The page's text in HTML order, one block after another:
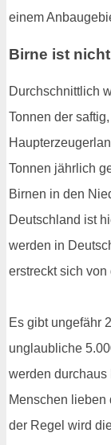
einem
Birne ist
Durchschnittlich
Tonnen der
Tonnen jährlich
Birnen in den
Deutschland ist
werden in
erstreckt sich
Es gibt ungefähr
unglaubliche
werden
Menschen lieben
der Regel wird